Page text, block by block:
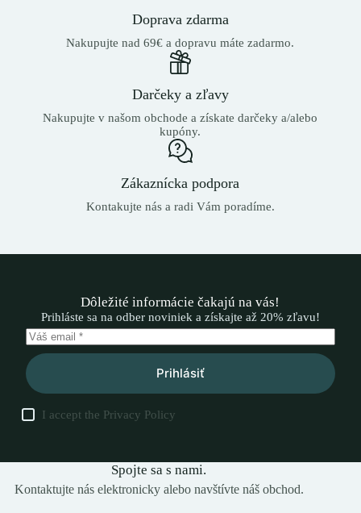
Doprava zdarma
Nakupujte nad 69€ a dopravu máte zadarmo.
Darčeky a zľavy
Nakupujte v našom obchode a získate darčeky a/alebo
kupóny.
Zákaznícka podpora
Kontakujte nás a radi Vám poradíme.
Dôležité informácie čakajú na vás!
Prihláste sa na odber noviniek a získajte až 20% zľavu!
Prihlásiť
I accept the Privacy Policy
Spojte sa s nami.
Kontaktujte nás elektronicky alebo navštívte náš obchod.